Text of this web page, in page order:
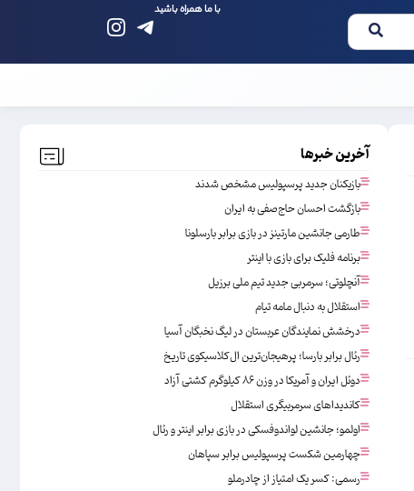
با ما همراه باشید
آخرین خبرها
بازیکنان جدید پرسپولیس مشخص شدند
بازگشت احسان حاج‌صفی به ایران
طارمی جانشین مارتینز در بازی برابر بارسلونا
برنامه فلیک برای بازی با اینتر
آنچلوتی؛ سرمربی جدید تیم ملی برزیل
استقلال به دنبال مامه تیام
درخشش نمایندگان عربستان در لیگ نخبگان آسیا
رئال برابر بارسا؛ پرهیجان‌‌ترین ال‌کلاسیکوی تاریخ
دوئل ایران و آمریکا در وزن ۸۶ کیلوگرم کشتی آزاد
کاندیداهای سرمربیگری استقلال
اولمو؛ جانشین لواندوفسکی در بازی برابر اینتر و رئال
چهارمین شکست پرسپولیس برابر سپاهان
رسمی: کسر یک امتیاز از چادرملو